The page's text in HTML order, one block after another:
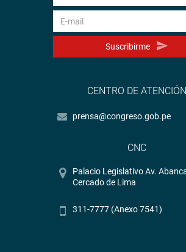
Suscribirme
CENTRO DE ATENCIÓN
prensa@congreso.gob.pe
CNC
Palacio Legislativo Av.
Cercado de Lima
311-7777 (Anexo 7541)